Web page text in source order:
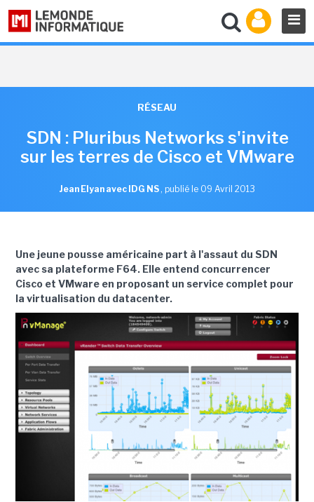
RÉSEAU
SDN : Pluribus Networks s'invite
sur les terres de Cisco et VMware
Jean Elyan avec IDG NS , publié le 09 Avril 2013
Une jeune pousse américaine part à l'assaut du SDN
avec sa plateforme F64. Elle entend concurrencer
Cisco et VMware en proposant un service complet pour
la virtualisation du datacenter.